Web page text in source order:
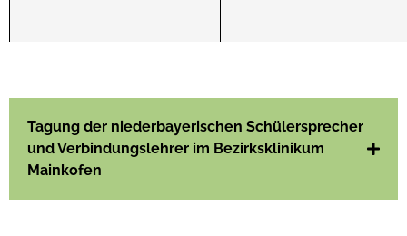
Tagung der niederbayerischen Schülersprecher
und Verbindungslehrer im Bezirksklinikum
Mainkofen